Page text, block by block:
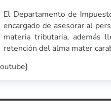
El Departamento de
encargado de asesorar al
materia tributaria, además
retención del alma mater